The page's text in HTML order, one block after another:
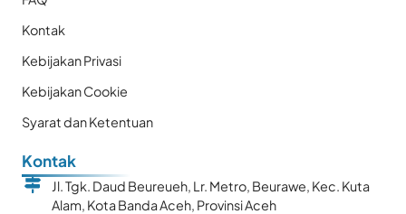
Kontak
Kebijakan Privasi
Kebijakan Cookie
Syarat dan Ketentuan
Kontak
Jl. Tgk. Daud Beureueh, Lr. Metro, Beurawe, Kec. Kuta
Alam, Kota Banda Aceh, Provinsi Aceh